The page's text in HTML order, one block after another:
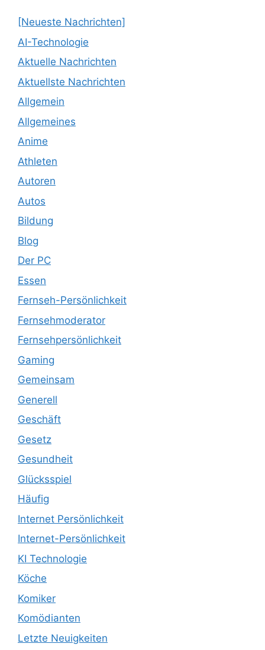
[Neueste Nachrichten]
AI-Technologie
Aktuelle Nachrichten
Aktuellste Nachrichten
Allgemein
Allgemeines
Anime
Athleten
Autoren
Autos
Bildung
Blog
Der PC
Essen
Fernseh-Persönlichkeit
Fernsehmoderator
Fernsehpersönlichkeit
Gaming
Gemeinsam
Generell
Geschäft
Gesetz
Gesundheit
Glücksspiel
Häufig
Internet Persönlichkeit
Internet-Persönlichkeit
KI Technologie
Köche
Komiker
Komödianten
Letzte Neuigkeiten